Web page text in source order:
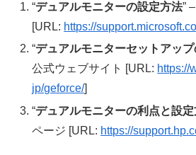
“デュアルモニターの設定方法”
[URL: https://
“デュアルモニターセットアッ
公式ウェブサイト [URL: https://
jp/geforce/]
“デュアルモニターの利点と設
ページ [URL: https://